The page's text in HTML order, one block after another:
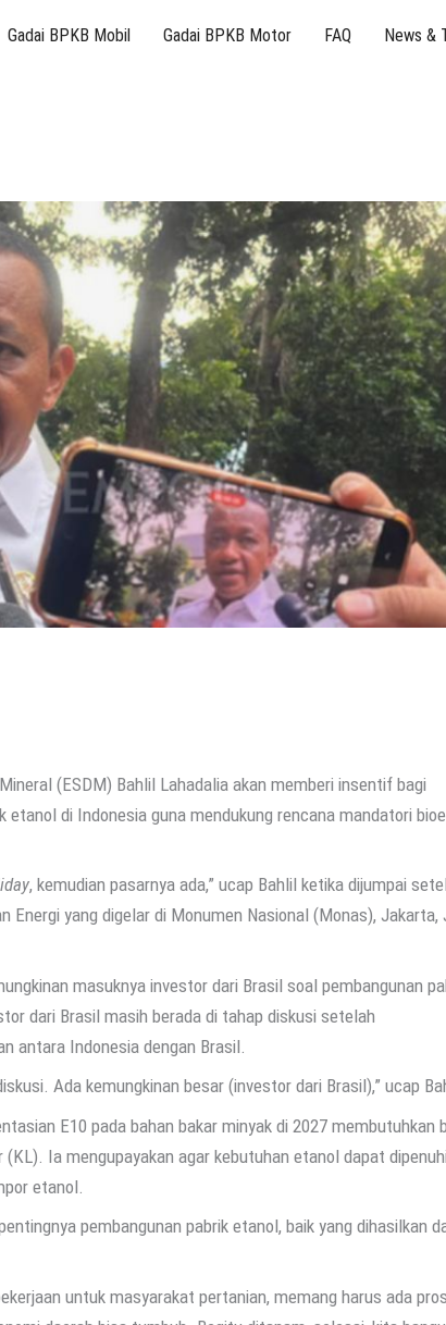
Gadai BPKB Mobil Gadai BPKB Motor FAQ News &
(ESDM) Bahlil Lahadalia akan memberi insentif bagi
etanol di Indonesia guna mendukung rencana mandatori
, kemudian pasarnya ada,” ucap Bahlil ketika dijumpai
Energi yang digelar di Monumen Nasional (Monas), Jakarta,
masuknya investor dari Brasil soal pembangunan
dari Brasil masih berada di tahap diskusi setelah
antara Indonesia dengan Brasil.
Ada kemungkinan besar (investor dari Brasil),” ucap
E10 pada bahan bakar minyak di 2027 membutuhkan
Ia mengupayakan agar kebutuhan etanol dapat
etanol.
pembangunan pabrik etanol, baik yang dihasilkan
untuk masyarakat pertanian, memang harus ada